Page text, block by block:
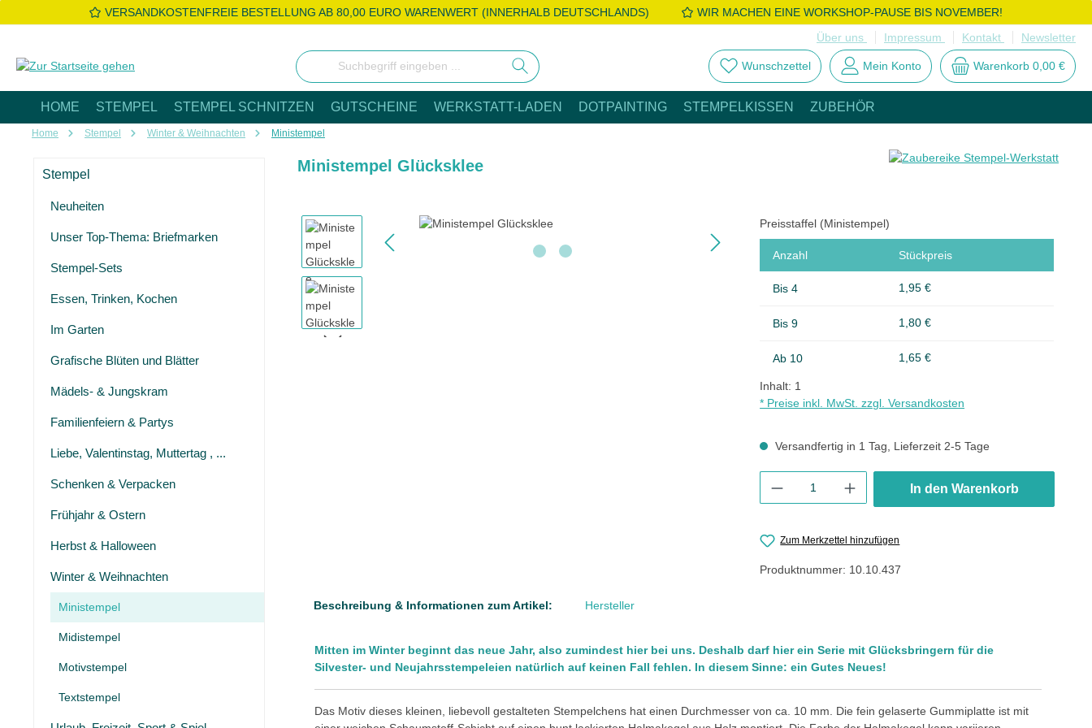
Hauptinhalt springen
Zur Suche springen
Zur Hauptnavigation springenVERSANDKOSTENFREIE BESTELLUNG AB 80,00 EURO WARENWERT (INNERHALB DEUTSCHLANDS)
WIR MACHEN EINE WORKSHOP-PAUSE BIS NOVEMBER!
Über uns
Impressum Kontakt Newsletter
Wunschzettel Mein Konto Warenkorb 0,00 €
HOME STEMPEL STEMPEL SCHNITZEN GUTSCHEINE WERKSTATT-LADEN DOTPAINTING STEMPELKISSEN ZUBEHÖR
Home Stempel Winter & Weihnachten Ministempel
Stempel
Neuheiten
Unser Top-Thema: Briefmarken
Stempel-Sets
Essen, Trinken, Kochen
Im Garten
Grafische Blüten und Blätter
Mädels- & Jungskram
Familienfeiern & Partys
Liebe, Valentinstag, Muttertag , ...
Schenken & Verpacken
Frühjahr & Ostern
Herbst & Halloween
Winter & Weihnachten
Ministempel
Midistempel
Motivstempel
Textstempel
Ministempel Glücksklee
Bildergalerie überspringen Preisstaffel (Ministempel)
Anzahl Stückpreis
Bis4 1,95 €
Bis9 1,80 €
Ab 10 1,65 €
Inhalt: 1
* Preise inkl. MwSt. zzgl. Versandkosten
Versandfertig in 1 Tag, Lieferzeit 2-5 Tage
In den Warenkorb
Zum Merkzettel hinzufügen
Produktnummer: 10.10.437
Beschreibung & Informationen zum Artikel: Hersteller
Mitten im Winter beginnt das neue Jahr, also zumindest hier bei uns. Deshalb darf hier ein Serie mit Glücksbringern für die
Silvester- und Neujahrsstempeleien natürlich auf keinen Fall fehlen. In diesem Sinne: ein Gutes Neues!
Das Motiv dieses kleinen, liebevoll gestalteten Stempelchens hat einen Durchmesser von ca. 10 mm. Die fein gelaserte Gummiplatte ist mit